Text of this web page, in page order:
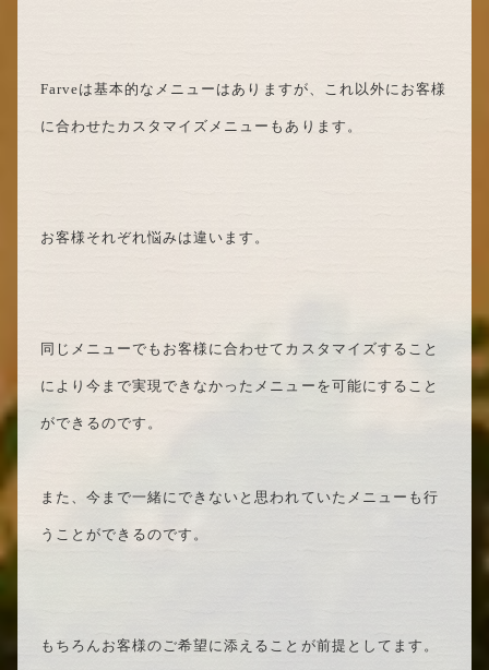
Farveは基本的なメニューはありますが、これ以外にお客様
に合わせたカスタマイズメニューもあります。
お客様それぞれ悩みは違います。
同じメニューでもお客様に合わせてカスタマイズすること
により今まで実現できなかったメニューを可能にすること
ができるのです。
また、今まで一緒にできないと思われていたメニューも行
うことができるのです。
もちろんお客様のご希望に添えることが前提としてます。